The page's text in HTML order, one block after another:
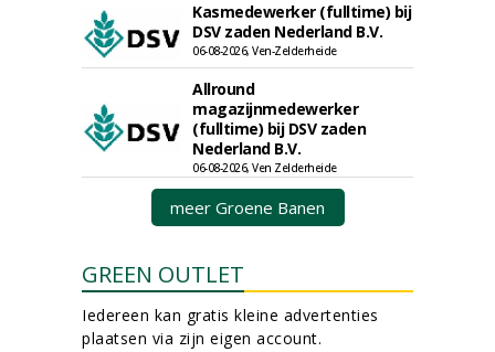
Kasmedewerker (fulltime) bij
DSV zaden Nederland B.V.
06-08-2026, Ven-Zelderheide
Allround
magazijnmedewerker
(fulltime) bij DSV zaden
Nederland B.V.
06-08-2026, Ven Zelderheide
meer Groene Banen
GREEN OUTLET
Iedereen kan gratis kleine advertenties
plaatsen via zijn eigen account.